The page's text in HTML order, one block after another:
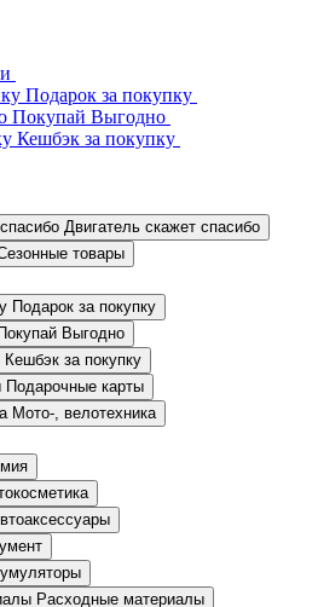
Подарок за покупку
Покупай Выгодно
Кешбэк за покупку
Двигатель скажет спасибо
товары
Подарок за покупку
Покупай Выгодно
Кешбэк за покупку
Подарочные карты
Мото-, велотехника
Расходные материалы